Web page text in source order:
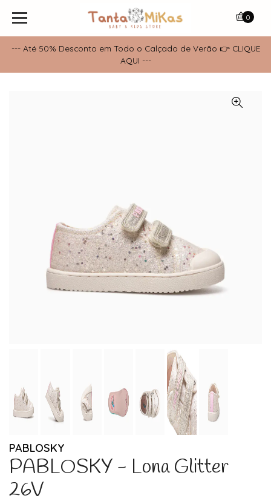
--- Até 50% Desconto em Todo o Calçado de Verão 👉 CLIQUE
AQUI ---
0
PABLOSKY
PABLOSKY - Lona Glitter
26V